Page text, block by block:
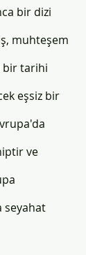
bir dizi
muhteşem
bir tarihi
eşsiz bir
ve
seyahat